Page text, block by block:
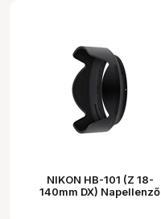
NIKON HB-101 (Z 18-
140mm DX) Napellenző